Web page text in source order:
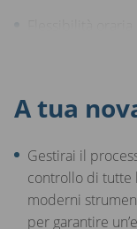
costante dei tuoi
per una visione a
del tuo portfolio
Contesto
A tua
Gestirai il
controllo di tutte
moderni
per garantire